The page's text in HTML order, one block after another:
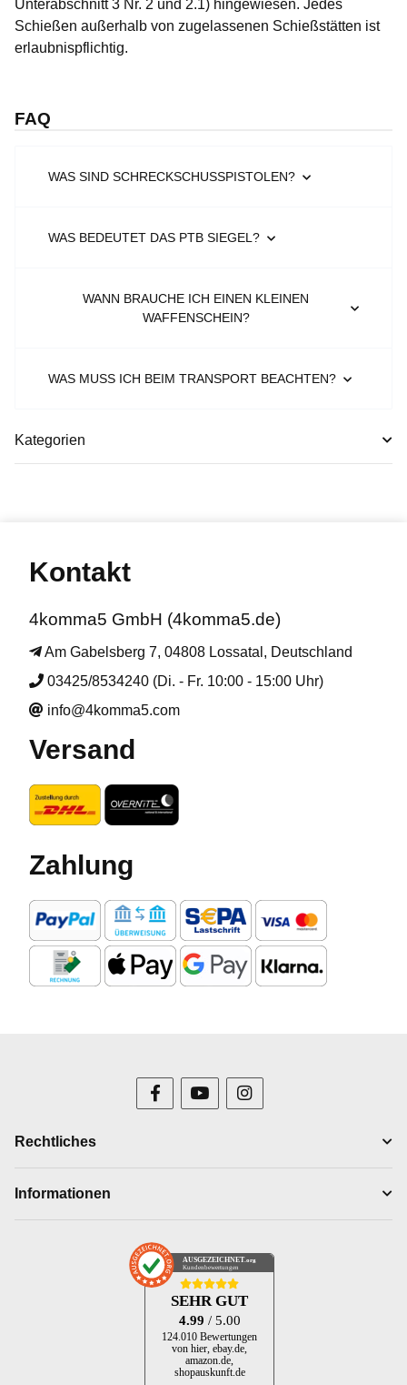
Unterabschnitt 3 Nr. 2 und 2.1) hingewiesen. Jedes
Schießen außerhalb von zugelassenen Schießstätten ist
erlaubnispflichtig.
FAQ
WAS SIND SCHRECKSCHUSSPISTOLEN?
WAS BEDEUTET DAS PTB SIEGEL?
WANN BRAUCHE ICH EINEN KLEINEN
WAFFENSCHEIN?
WAS MUSS ICH BEIM TRANSPORT BEACHTEN?
Kategorien
Kontakt
4komma5 GmbH (4komma5.de)
Am Gabelsberg 7, 04808 Lossatal, Deutschland
03425/8534240 (Di. - Fr. 10:00 - 15:00 Uhr)
info@4komma5.com
Versand
Zahlung
Rechtliches
Informationen
AUSGEZEICHNET .org
Kundenbewertungen
SEHR GUT
4.99 / 5.00
124.010 Bewertungen
von hier, ebay.de,
amazon.de,
shopauskunft.de